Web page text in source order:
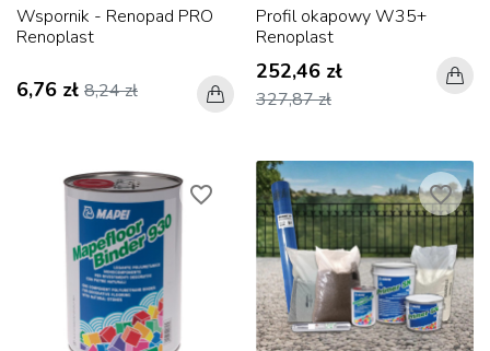
Wspornik - Renopad PRO
Renoplast
6,76 zł 8,24 zł
Profil okapowy W35+
Renoplast
252,46 zł
327,87 zł
favorite_border favorite_border